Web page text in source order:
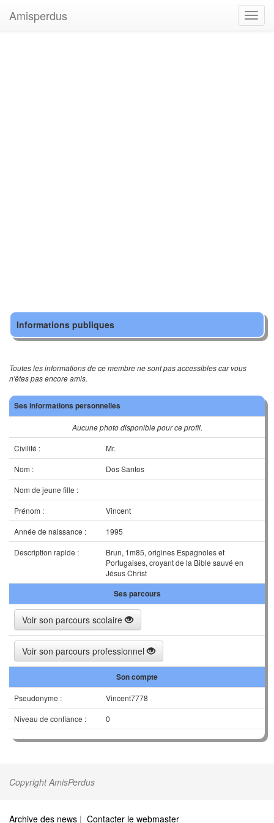
Amisperdus
Informations publiques
Toutes les informations de ce membre ne sont pas accessibles car vous
n'êtes pas encore amis.
Ses informations personnelles
Aucune photo disponible pour ce profil.
Civilité :
Mr.
Nom :
Dos Santos
Nom de jeune fille :
Prénom :
Vincent
Année de naissance :
1995
Description rapide :
Brun, 1m85, origines Espagnoles et
Portugaises, croyant de la Bible sauvé en
Jésus Christ
Ses parcours
Voir son parcours scolaire
Voir son parcours professionnel
Son compte
Pseudonyme :
Vincent7778
Niveau de confiance :
0
Copyright AmisPerdus
Archive des news | Contacter le webmaster